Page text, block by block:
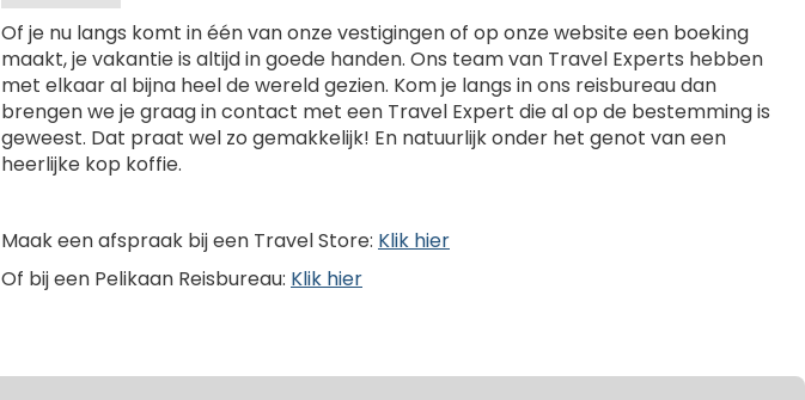
Of je nu langs komt in één van onze vestigingen of op onze website een boeking
maakt, je vakantie is altijd in goede handen. Ons team van Travel Experts hebben
met elkaar al bijna heel de wereld gezien. Kom je langs in ons reisbureau dan
brengen we je graag in contact met een Travel Expert die al op de bestemming is
geweest. Dat praat wel zo gemakkelijk! En natuurlijk onder het genot van een
heerlijke kop koffie.
Maak een afspraak bij een Travel Store: Klik hier
Of bij een Pelikaan Reisbureau: Klik hier